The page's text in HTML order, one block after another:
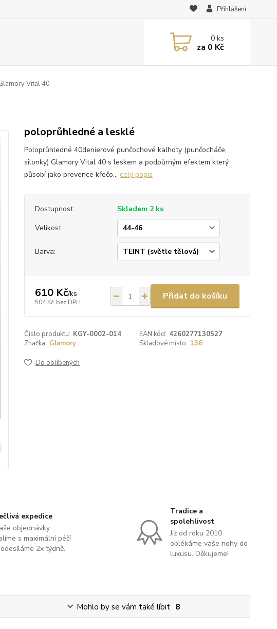
Přihlášení
0ks
za 0 Kč
Vital 40
poloprůhledné a lesklé
Poloprůhledné 40denierové punčochové kalhoty (punčocháče,
silonky) Glamory Vital 40 s leskem a podpůrným efektem který
působí jako prevence křečo... celý popis
Dostupnost
Skladem 2 ks
Velikost:
Barva:
610 Kč/ks
504 Kč bez DPH
Přidat do košíku
Číslo produktu: KGY-0002-014 EAN kód: 4260277130527
Značka: Glamory Skladové místo: 136
Do oblíbených
expedice
objednávky
s maximální péčí
2x týdně.
Tradice a
spolehlivost
Již od roku 2010
oblékáme vaše nohy do
luxusu. Děkujeme!
Mohlo by se vám také líbit 8